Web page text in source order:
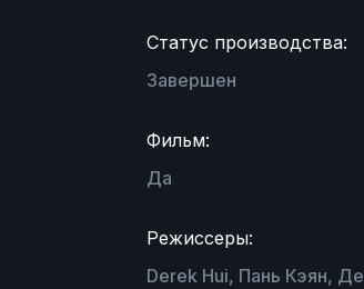
Статус производства:
Завершен
Фильм:
Да
Режиссеры:
Derek Hui, Пань Кэян,